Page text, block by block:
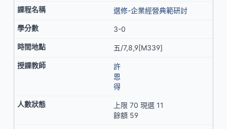
選修-企業經營典範研討
3-0
五/7,8,9[M339]
許
恩
得
上限 70 現選 11
餘額 59